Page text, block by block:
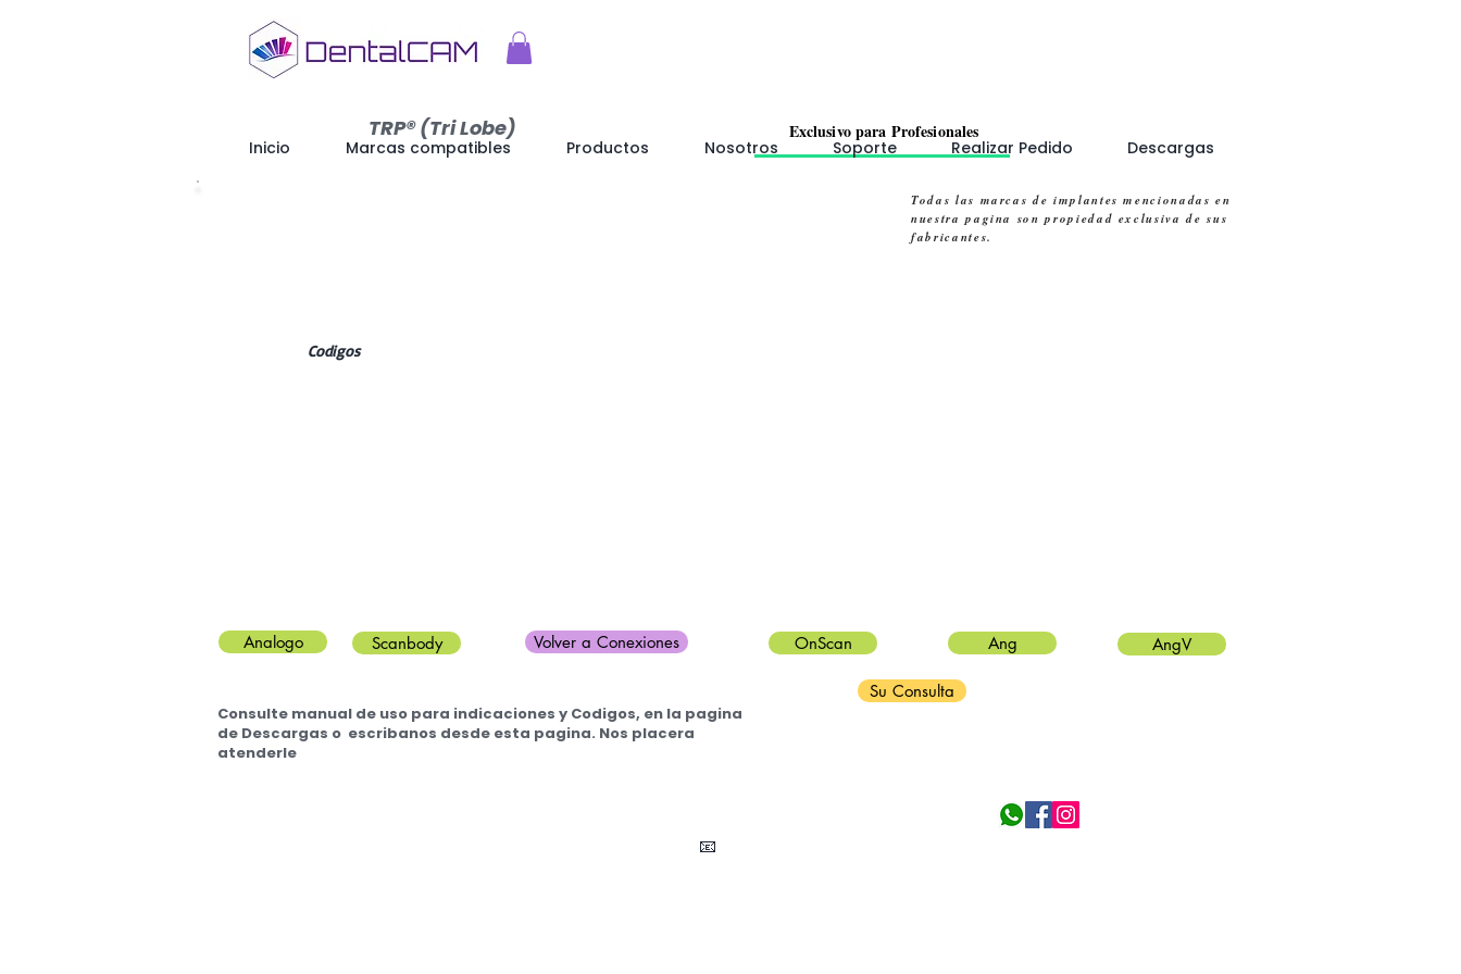
TRP® (Tri Lobe) Exclusivo para Profesionales
Codigos
Todas las marcas de implantes mencionadas en
nuestra pagina son propiedad exclusiva de sus
fabricantes.
Analogo Volver a Conexiones
Scanbody OnScan Ang AngV
Su Consulta
Consulte manual de uso para indicaciones y Codigos, en la pagina
de Descargas o escribanos desde esta pagina. Nos placera
atenderle
Inicio Marcas compatibles Productos Nosotros Soporte Realizar Pedido Descargas
📧